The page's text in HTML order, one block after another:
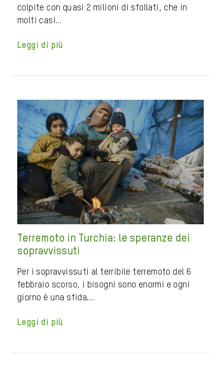
colpite con quasi 2 milioni di sfollati, che in
molti casi…
Leggi di più
Terremoto in Turchia: le speranze dei
sopravvissuti
Per i sopravvissuti al terribile terremoto del 6
febbraio scorso, i bisogni sono enormi e ogni
giorno è una sfida.…
Leggi di più